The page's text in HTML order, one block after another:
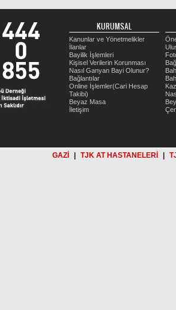
KURUMSAL
Kanunlar ve Yönetmelikler
İlanlar
Bayilik İşlemleri
Kişisel Verilerin Korunması
Nasıl Ganyan Bayi Olunur?
Bağlantılar
Online İşlemler(Cari Hesap
Takibi)
Beyaz Masa
İletişim
GAZİ TJK AT HASTANELERİ